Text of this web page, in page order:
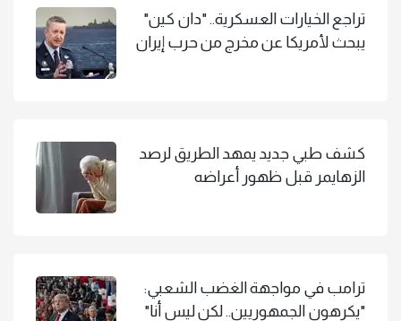
تراجع الخيارات العسكرية.. "دان كين"
يبحث لأمريكا عن مخرج من حرب إيران
كشف طبي جديد يمهد الطريق لرصد
الزهايمر قبل ظهور أعراضه
ترامب في مواجهة الغضب الشعبي:
"يكرهون الجمهوريين.. لكن ليس أنا"